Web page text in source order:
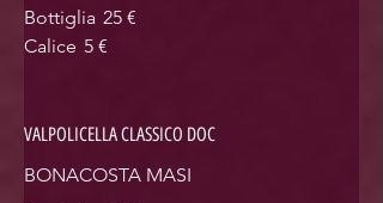
Bottiglia 25 €
Calice 5 €
VALPOLICELLA CLASSICO DOC
BONACOSTA MASI